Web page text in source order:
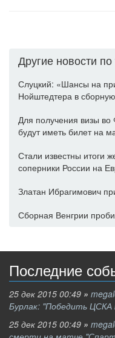
Другие новости
Слуцкий: «Шансы на
Нойштедтера в
Для получения визы
будут иметь билет на
Стали известны итоги
соперники России на
Златан Ибрагимович
Сборная Венгрии
Последние
25 дек 2015 00:49 »
Бурлак: "Победить ЦСКА
25 дек 2015 00:49 »